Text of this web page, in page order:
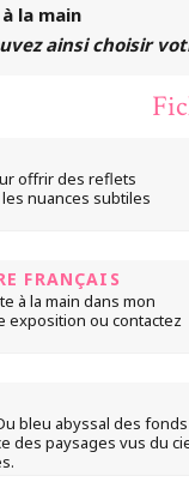
la main
ainsi choisir
offrir des reflets
nuances subtiles
FRANÇAIS
à la main dans mon
exposition ou contactez
bleu abyssal des fonds
des paysages vus du